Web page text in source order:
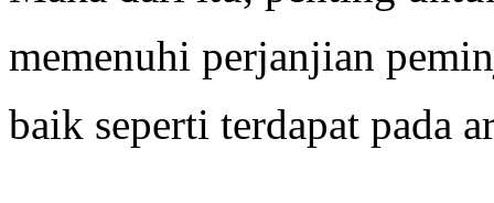
memenuhi perjanjian
baik seperti terdapat pada